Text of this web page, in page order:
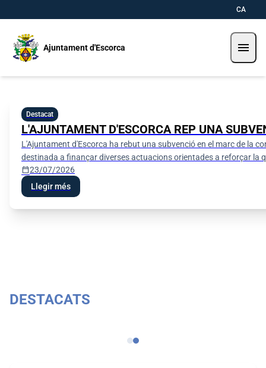
CA
Ajuntament d'Escorca menu
Destacat
L'AJUNTAMENT D'ESCORCA REP UNA
L'Ajuntament d'Escorca ha rebut una subvenció en el marc de la
destinada a finançar diverses actuacions orientades a reforçar la
calendar_today23/07/2026
Llegir més
DESTACATS